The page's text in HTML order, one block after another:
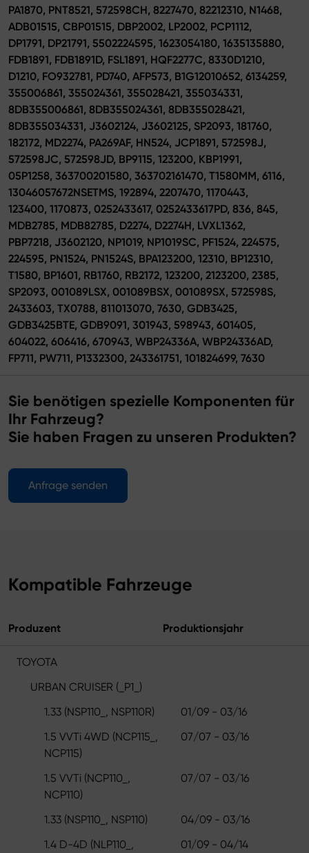
PA1870, PNT8521, 572598CH, 8227470, 82212310, N1468,
ADB01515, CBP01515, DBP2002, LP2002, PCP1112,
DP1791, DP21791, 5502224595, 1623054180, 1635135880,
FDB1891, FDB1891D, FSL1891, HQF2277C, 8330D1210,
D1210, FO932781, PD740, AFP573, B1G12010652, 6134259,
355006861, 355024361, 355028421, 355034331,
8DB355006861, 8DB355024361, 8DB355028421,
8DB355034331, J3602124, J3602125, SP2093, 181760,
182172, MD2274, PA269AF, HN524, JCP1891, 572598J,
572598JC, 572598JD, BP9115, 123200, KBP1991,
05P1258, 363700201580, 363702161470, T1580MM, 6116,
13046057672NSETMS, 192894, 2207470, 1170443,
123400, 1170873, 0252433617, 0252433617PD, 836, 845,
MDB2785, MDB82785, D2274, D2274H, LVXL1362,
PBP7218, J3602120, NP1019, NP1019SC, PF1524, 224575,
224595, PN1524, PN1524S, BPA123200, 12310, BP12310,
T1580, BP1601, RB1760, RB2172, 123200, 2123200, 2385,
SP2093, 001089LSX, 001089BSX, 001089SX, 572598S,
2433603, TX0788, 811013070, 7630, GDB3425,
GDB3425BTE, GDB9091, 301943, 598943, 601405,
604022, 606416, 670943, WBP24336A, WBP24336AD,
FP711, PW711, P1332300, 243361751, 101824699, 7630
Sie benötigen spezielle Komponenten für
Ihr Fahrzeug?
Sie haben Fragen zu unseren Produkten?
Anfrage senden
Kompatible Fahrzeuge
Produzent Produktionsjahr
TOYOTA
URBAN CRUISER (_P1_)
1.33 (NSP110_, NSP110R)
01/09 - 03/16
1.5 VVTi 4WD (NCP115_,
NCP115)
07/07 - 03/16
1.5 VVTi (NCP110_,
NCP110)
07/07 - 03/16
1.33 (NSP110_, NSP110)
04/09 - 03/16
1.4 D-4D (NLP110_,
01/09 - 04/14